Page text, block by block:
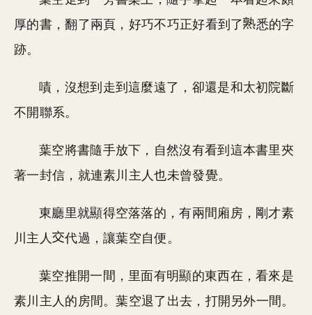
厚的書，翻了兩頁，好巧不巧正好看到了
悉的字
跡。
嘖，沒想到走到這麼遠了，卻還是和太初院斷
不開聯系。
葉空將書隨手放下，自然沒有看到這本書里夾
著一封信，就連素川主人也未曾發覺。
東廳里就顯得空落落的，有兩間廂房，剛才素
川主人
代過，讓葉空自便。
葉空推開一間，里面有明顯的東西在，看來是
素川主人的房間。葉空退了出去，打開另外一間。